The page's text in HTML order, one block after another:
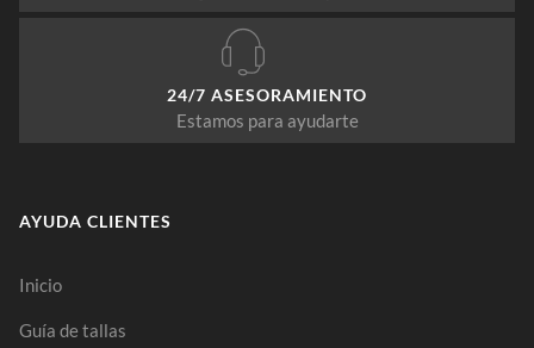
24/7 ASESORAMIENTO
Estamos para ayudarte
AYUDA CLIENTES
Inicio
Guía de tallas